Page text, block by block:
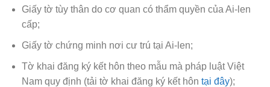
Giấy tờ tùy thân do cơ quan có thẩm quyền của Ai-len
cấp;
Giấy tờ chứng minh nơi cư trú tại Ai-len;
Tờ khai đăng ký kết hôn theo mẫu mà pháp luật Việt
Nam quy định (tải tờ khai đăng ký kết hôn tại đây);